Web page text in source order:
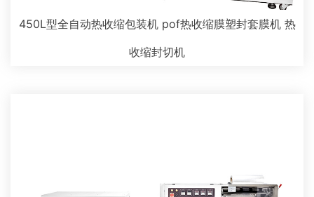
450L型全自动热收缩包装机 pof热收缩膜塑封套膜机 热
收缩封切机